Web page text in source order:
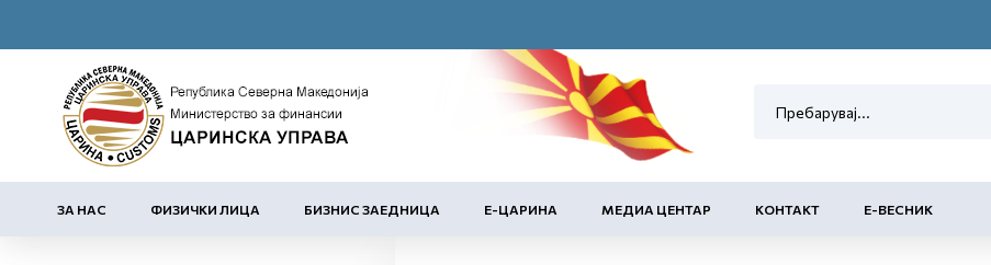
ЗА НАС ФИЗИЧКИ ЛИЦА БИЗНИС ЗАЕДНИЦА Е-ЦАРИНА МЕДИА ЦЕНТАР КОНТАКТ Е-ВЕСНИК